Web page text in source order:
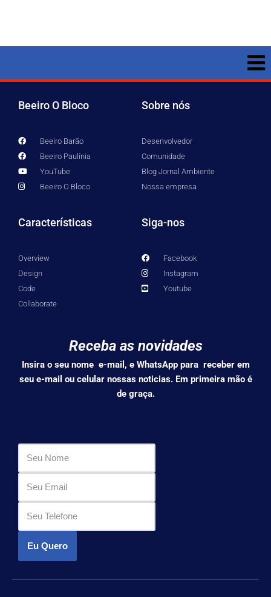
Beeiro O Bloco
Beeiro Barão
Beeiro Paulínia
YouTube
Beeiro O Bloco
Sobre nós
Desenvolvedor
Comunidade
Blog Jornal Ambiente
Nossa empresa
Características
Overview
Design
Code
Collaborate
Siga-nos
Facebook
Instagram
Youtube
Receba as novidades
Insira o seu nome e-mail, e WhatsApp para receber em
seu e-mail ou celular nossas noticias. Em primeira mão é
de graça.
Eu Quero